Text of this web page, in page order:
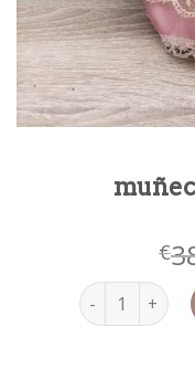
€
muñecas de